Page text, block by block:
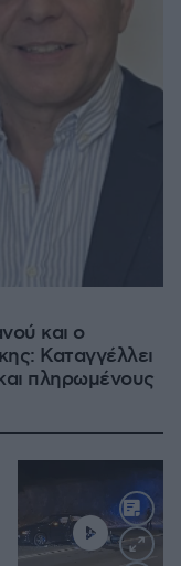
και ο
Καταγγέλλει
πληρωμένους